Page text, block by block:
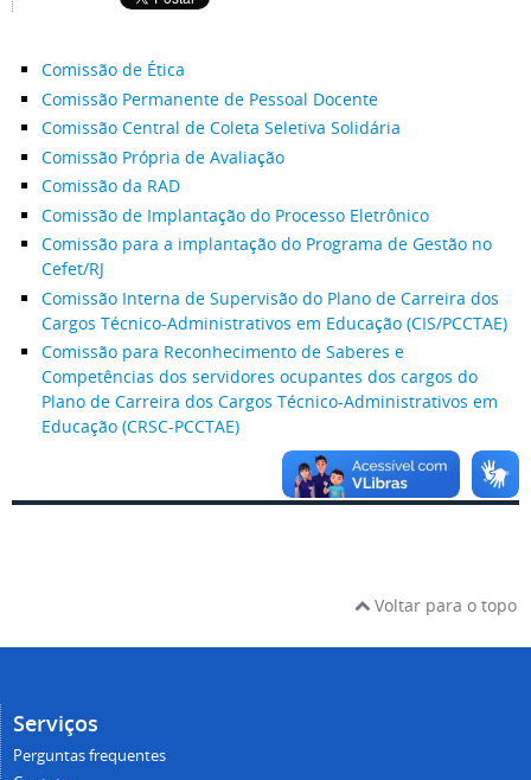
Comissão de Ética
Comissão Permanente de Pessoal Docente
Comissão Central de Coleta Seletiva Solidária
Comissão Própria de Avaliação
Comissão da RAD
Comissão de Implantação do Processo Eletrônico
Comissão para a implantação do Programa de Gestão no
Cefet/RJ
Comissão Interna de Supervisão do Plano de Carreira dos
Cargos Técnico-Administrativos em Educação (CIS/PCCTAE)
Comissão para Reconhecimento de Saberes e
Competências dos servidores ocupantes dos cargos do
Plano de Carreira dos Cargos Técnico-Administrativos em
Educação (CRSC-PCCTAE)
Voltar para o topo
Serviços
Perguntas frequentes